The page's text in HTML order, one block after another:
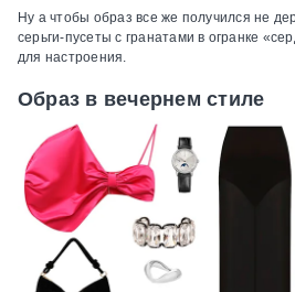
Ну а чтобы образ все же получился не
серьги-пусеты с гранатами в огранке
для настроения.
Образ в вечернем стиле